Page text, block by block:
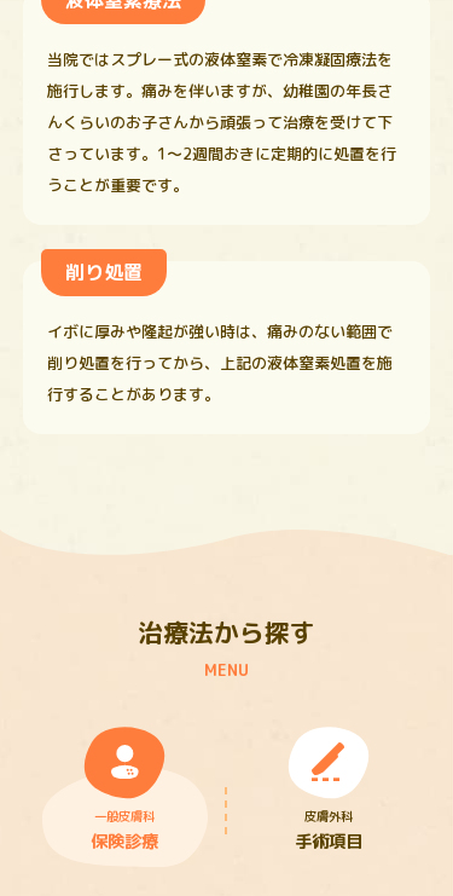
当院ではスプレー式の液体窒素で冷凍凝固療法を
施行します。痛みを伴いますが、幼稚園の年長さ
んくらいのお子さんから頑張って治療を受けて下
さっています。1〜2週間おきに定期的に処置を行
うことが重要です。
削り処置
イボに厚みや隆起が強い時は、痛みのない範囲で
削り処置を行ってから、上記の液体窒素処置を施
行することがあります。
治療法から探す
MENU
一般皮膚科
保険診療
皮膚外科
手術項目